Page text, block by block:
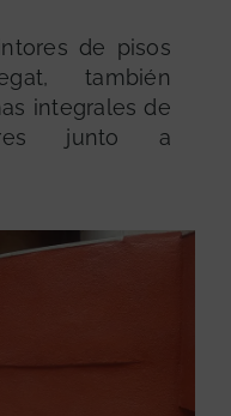
de pisos
también
integrales de
junto a